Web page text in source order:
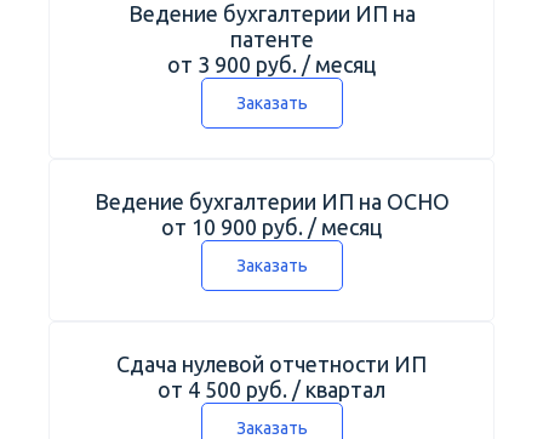
Ведение бухгалтерии ИП на
патенте
от 3 900 руб. / месяц
Заказать
Ведение бухгалтерии ИП на ОСНО
от 10 900 руб. / месяц
Заказать
Сдача нулевой отчетности ИП
от 4 500 руб. / квартал
Заказать